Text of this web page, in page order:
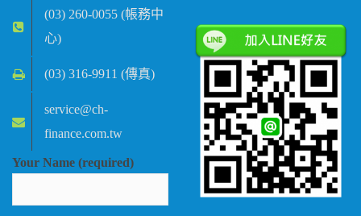
(03) 260-0055 (帳務中
心)
(03) 316-9911 (傳真)
service@ch-
finance.com.tw
Your Name (required)